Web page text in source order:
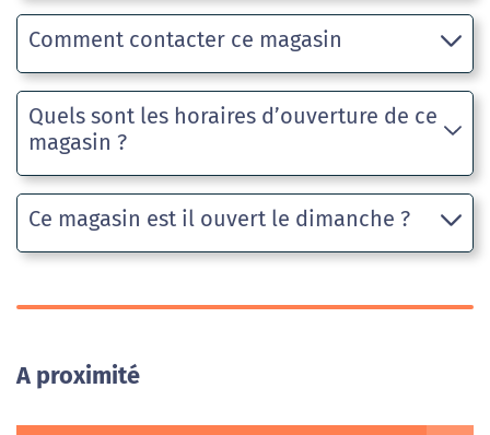
Comment contacter ce magasin
Quels sont les horaires d’ouverture de ce
magasin ?
Ce magasin est il ouvert le dimanche ?
A proximité